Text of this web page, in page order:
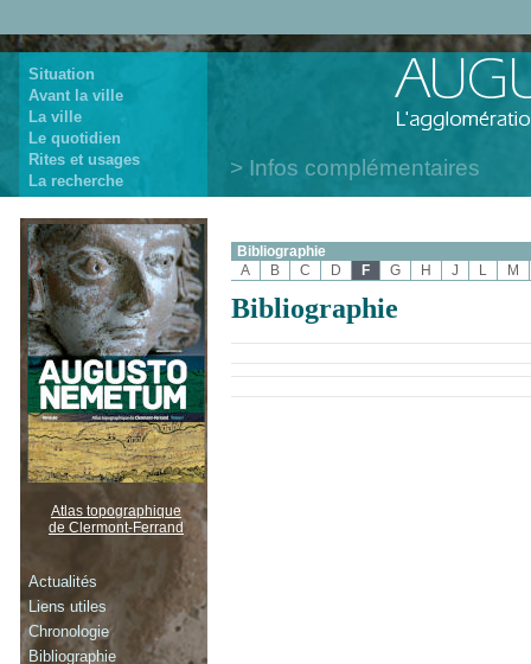
Situation
Avant la ville
La ville
Le quotidien
Rites et usages
La recherche
Infos complémentaires
Bibliographie
A
B C D F G H J L M
Bibliographie
Atlas topographique
de Clermont-Ferrand
Actualités
Liens utiles
Chronologie
Bibliographie